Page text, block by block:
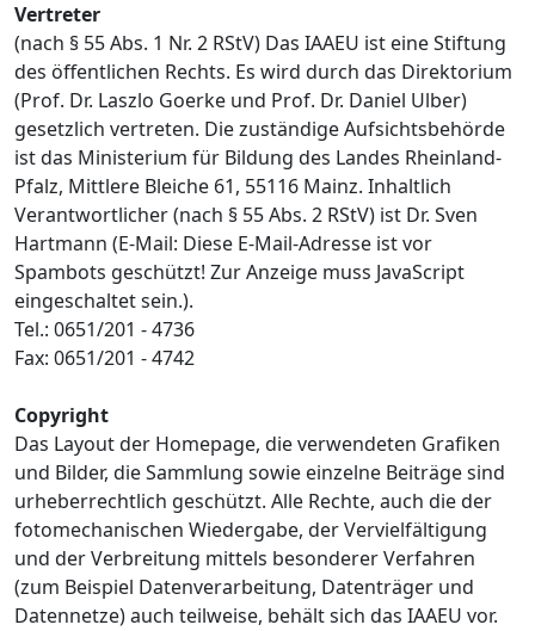
Vertreter
(nach § 55 Abs. 1 Nr. 2 RStV) Das IAAEU ist eine Stiftung
des öffentlichen Rechts. Es wird durch das Direktorium
(Prof. Dr. Laszlo Goerke und Prof. Dr. Daniel Ulber)
gesetzlich vertreten. Die zuständige Aufsichtsbehörde
ist das Ministerium für Bildung des Landes Rheinland-
Pfalz, Mittlere Bleiche 61, 55116 Mainz. Inhaltlich
Verantwortlicher (nach § 55 Abs. 2 RStV) ist Dr. Sven
Hartmann (E-Mail: Diese E-Mail-Adresse ist vor
Spambots geschützt! Zur Anzeige muss JavaScript
eingeschaltet sein.).
Tel.: 0651/201 - 4736
Fax: 0651/201 - 4742
Copyright
Das Layout der Homepage, die verwendeten Grafiken
und Bilder, die Sammlung sowie einzelne Beiträge sind
urheberrechtlich geschützt. Alle Rechte, auch die der
fotomechanischen Wiedergabe, der Vervielfältigung
und der Verbreitung mittels besonderer Verfahren
(zum Beispiel Datenverarbeitung, Datenträger und
Datennetze) auch teilweise, behält sich das IAAEU vor.